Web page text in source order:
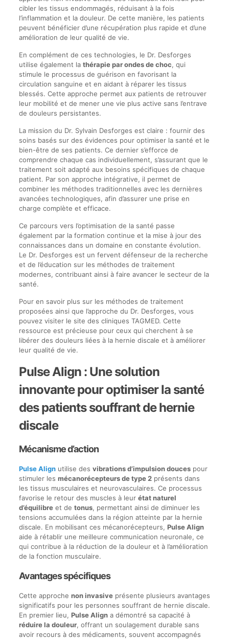
cibler les tissus endommagés, réduisant à la fois
l’inflammation et la douleur. De cette manière, les patients
peuvent bénéficier d’une récupération plus rapide et d’une
amélioration de leur qualité de vie.
En complément de ces technologies, le Dr. Desforges
utilise également la thérapie par ondes de choc, qui
stimule le processus de guérison en favorisant la
circulation sanguine et en aidant à réparer les tissus
blessés. Cette approche permet aux patients de retrouver
leur mobilité et de mener une vie plus active sans l’entrave
de douleurs persistantes.
La mission du Dr. Sylvain Desforges est claire : fournir des
soins basés sur des évidences pour optimiser la santé et le
bien-être de ses patients. Ce dernier s’efforce de
comprendre chaque cas individuellement, s’assurant que le
traitement soit adapté aux besoins spécifiques de chaque
patient. Par son approche intégrative, il permet de
combiner les méthodes traditionnelles avec les dernières
avancées technologiques, afin d’assurer une prise en
charge complète et efficace.
Ce parcours vers l’optimisation de la santé passe
également par la formation continue et la mise à jour des
connaissances dans un domaine en constante évolution.
Le Dr. Desforges est un fervent défenseur de la recherche
et de l’éducation sur les méthodes de traitement
modernes, contribuant ainsi à faire avancer le secteur de la
santé.
Pour en savoir plus sur les méthodes de traitement
proposées ainsi que l’approche du Dr. Desforges, vous
pouvez visiter le site des cliniques TAGMED. Cette
ressource est précieuse pour ceux qui cherchent à se
libérer des douleurs liées à la hernie discale et à améliorer
leur qualité de vie.
Pulse Align : Une solution
innovante pour optimiser la santé
des patients souffrant de hernie
discale
Mécanisme d’action
Pulse Alignutilise des vibrations d’impulsion doucespour
stimuler les mécanorécepteurs de type 2présents dans
les tissus musculaires et neurovasculaires. Ce processus
favorise le retour des muscles à leur état naturel
d’équilibreet de tonus, permettant ainsi de diminuer les
tensions accumulées dans la région atteinte par la hernie
discale. En mobilisant ces mécanorécepteurs, Pulse Align
aide à rétablir une meilleure communication neuronale, ce
qui contribue à la réduction de la douleur et à l’amélioration
de la fonction musculaire.
Avantages spécifiques
Cette approche non invasiveprésente plusieurs avantages
significatifs pour les personnes souffrant de hernie discale.
En premier lieu, Pulse Aligna démontré sa capacité à
réduire la douleur, offrant un soulagement durable sans
avoir recours à des médicaments, souvent accompagnés